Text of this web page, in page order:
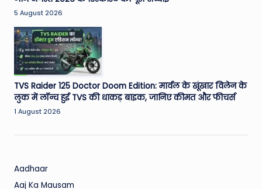
5 August 2026
TVS Raider 125 Doctor Doom Edition: मार्वल के खूंखार विलेन के
लुक में लॉन्च हुई TVS की धाकड़ बाइक, जानिए कीमत और फीचर्स
1 August 2026
Aadhaar
Aaj Ka Mausam